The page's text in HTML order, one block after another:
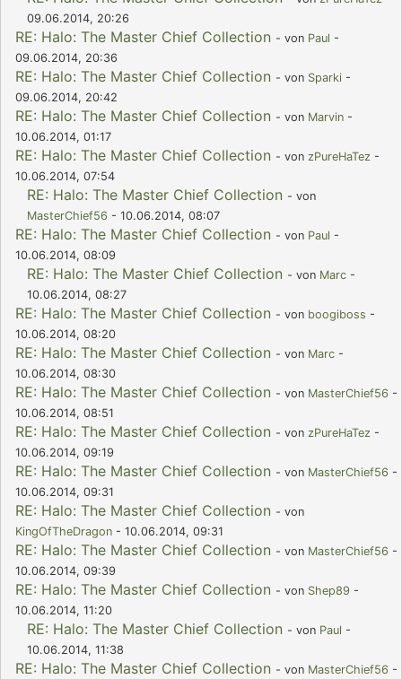
09.06.2014, 20:26
RE: Halo: The Master Chief Collection - von Paul -
09.06.2014, 20:36
RE: Halo: The Master Chief Collection - von Sparki -
09.06.2014, 20:42
RE: Halo: The Master Chief Collection - von Marvin -
10.06.2014, 01:17
RE: Halo: The Master Chief Collection - von zPureHaTez -
10.06.2014, 07:54
RE: Halo: The Master Chief Collection - von
MasterChief56 - 10.06.2014, 08:07
RE: Halo: The Master Chief Collection - von Paul -
10.06.2014, 08:09
RE: Halo: The Master Chief Collection - von Marc -
10.06.2014, 08:27
RE: Halo: The Master Chief Collection - von boogiboss -
10.06.2014, 08:20
RE: Halo: The Master Chief Collection - von Marc -
10.06.2014, 08:30
RE: Halo: The Master Chief Collection - von MasterChief56 -
10.06.2014, 08:51
RE: Halo: The Master Chief Collection - von zPureHaTez -
10.06.2014, 09:19
RE: Halo: The Master Chief Collection - von MasterChief56 -
10.06.2014, 09:31
RE: Halo: The Master Chief Collection - von
KingOfTheDragon - 10.06.2014, 09:31
RE: Halo: The Master Chief Collection - von MasterChief56 -
10.06.2014, 09:39
RE: Halo: The Master Chief Collection - von Shep89 -
10.06.2014, 11:20
RE: Halo: The Master Chief Collection - von Paul -
10.06.2014, 11:38
RE: Halo: The Master Chief Collection - von MasterChief56 -